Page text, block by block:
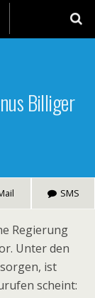
Billiger
SMS
Regierung
Unter den
ist
scheint: